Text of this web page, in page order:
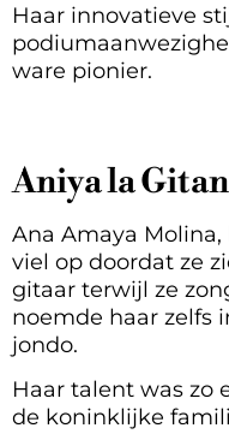
Haar innovatieve
ware pionier.
Aniya la
Ana Amaya
viel op doordat ze
gitaar terwijl ze
noemde haar zelfs
jondo.
Haar talent was zo
de koninklijke